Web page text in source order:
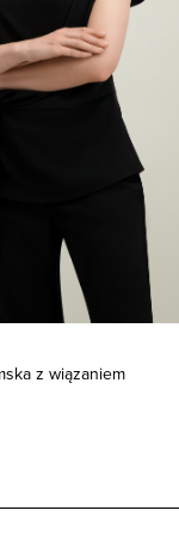
z wiązaniem